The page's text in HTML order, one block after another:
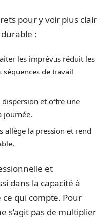
pour y voir plus clair
:
les imprévus réduit les
de travail
dispersion et offre une
journée.
allège la pression et rend
et
dans la capacité à
qui compte. Pour
s’agit pas de multiplier